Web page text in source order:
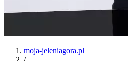
moja-jeleniagora.pl